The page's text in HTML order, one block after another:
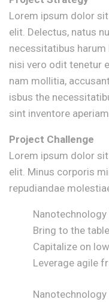
Lorem ipsum dolor
elit. Delectus, natus
necessitatibus
nisi vero odit tenetur
nam mollitia,
isbus the
sint inventore
Project Challenge
Lorem ipsum dolor
elit. Minus corporis
repudiandae
Bring to the
Capitalize on
Leverage agile